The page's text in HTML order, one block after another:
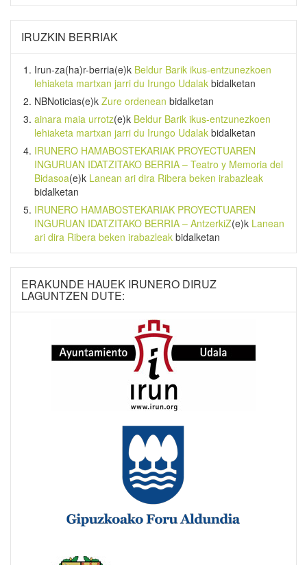
IRUZKIN BERRIAK
Irun-za(ha)r-berria(e)k Beldur Barik ikus-entzunezkoen
lehiaketa martxan jarri du Irungo Udalak bidalketan
NBNoticias(e)k Zure ordenean bidalketan
ainara maia urrotz(e)k Beldur Barik ikus-entzunezkoen
lehiaketa martxan jarri du Irungo Udalak bidalketan
IRUNERO HAMABOSTEKARIAK PROYECTUAREN
INGURUAN IDATZITAKO BERRIA – Teatro y Memoria del
Bidasoa(e)k Lanean ari dira Ribera beken irabazleak
bidalketan
IRUNERO HAMABOSTEKARIAK PROYECTUAREN
INGURUAN IDATZITAKO BERRIA – AntzerkiZ(e)k Lanean
ari dira Ribera beken irabazleak bidalketan
ERAKUNDE HAUEK IRUNERO DIRUZ
LAGUNTZEN DUTE: